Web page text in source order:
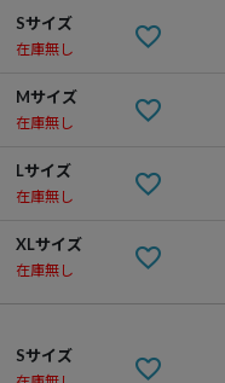
Sサイズ
在庫無し
Mサイズ
在庫無し
Lサイズ
在庫無し
XLサイズ
在庫無し
Sサイズ